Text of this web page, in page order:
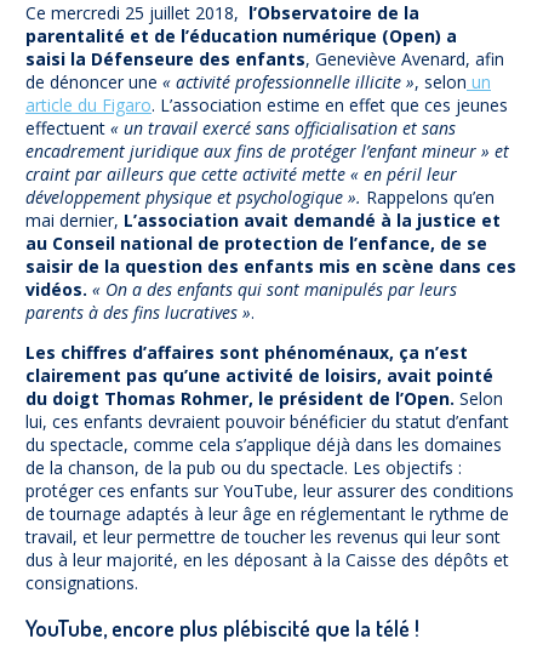
Ce mercredi 25 juillet 2018, l’Observatoire de la
parentalité et de l’éducation numérique (Open) a
saisi la Défenseure des enfants, Geneviève Avenard, afin
de dénoncer une « activité professionnelle illicite », selon un
article du Figaro. L’association estime en effet que ces jeunes
effectuent « un travail exercé sans officialisation et sans
encadrement juridique aux fins de protéger l’enfant mineur » et
craint par ailleurs que cette activité mette « en péril leur
développement physique et psychologique ». Rappelons qu’en
mai dernier, L’association avait demandé à la justice et
au Conseil national de protection de l’enfance, de se
saisir de la question des enfants mis en scène dans ces
vidéos. « On a des enfants qui sont manipulés par leurs
parents à des fins lucratives ».
Les chiffres d’affaires sont phénoménaux, ça n’est
clairement pas qu’une activité de loisirs, avait pointé
du doigt Thomas Rohmer, le président de l’Open. Selon
lui, ces enfants devraient pouvoir bénéficier du statut d’enfant
du spectacle, comme cela s’applique déjà dans les domaines
de la chanson, de la pub ou du spectacle. Les objectifs :
protéger ces enfants sur YouTube, leur assurer des conditions
de tournage adaptés à leur âge en réglementant le rythme de
travail, et leur permettre de toucher les revenus qui leur sont
dus à leur majorité, en les déposant à la Caisse des dépôts et
consignations.
YouTube, encore plus plébiscité que la télé !